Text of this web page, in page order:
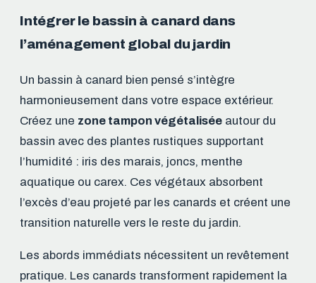
Intégrer le bassin à canard dans
l’aménagement global du jardin
Un bassin à canard bien pensé s’intègre
harmonieusement dans votre espace extérieur.
Créez une zone tampon végétalisée autour du
bassin avec des plantes rustiques supportant
l’humidité : iris des marais, joncs, menthe
aquatique ou carex. Ces végétaux absorbent
l’excès d’eau projeté par les canards et créent une
transition naturelle vers le reste du jardin.
Les abords immédiats nécessitent un revêtement
pratique. Les canards transforment rapidement la